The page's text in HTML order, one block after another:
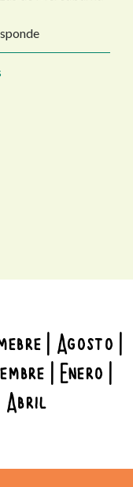
Agosto
Enero
Abril